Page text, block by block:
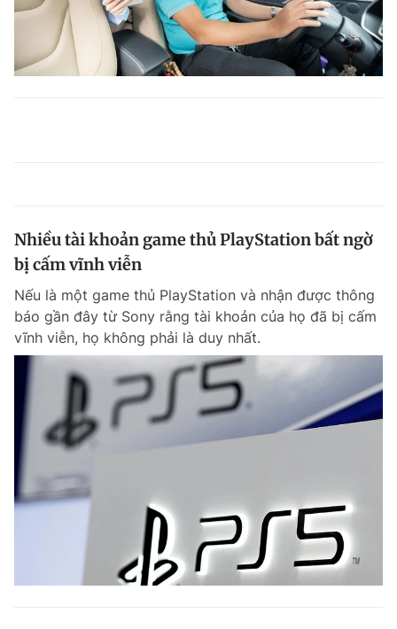
Nhiều tài khoản game thủ PlayStation bất ngờ
bị cấm vĩnh viễn
Nếu là một game thủ PlayStation và nhận được thông
báo gần đây từ Sony rằng tài khoản của họ đã bị cấm
vĩnh viễn, họ không phải là duy nhất.